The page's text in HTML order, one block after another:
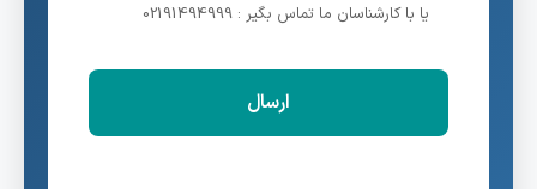
یا با کارشناسان ما تماس بگیر : 02191494999